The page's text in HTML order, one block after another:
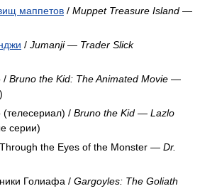
маппетов / Muppet Treasure Island —
/ Jumanji— Trader Slick
/ Bruno the Kid: The Animated Movie —
/ Bruno the Kid — Lazlo
серии)
the Eyes of the Monster — Dr.
Голиафа / Gargoyles: The Goliath